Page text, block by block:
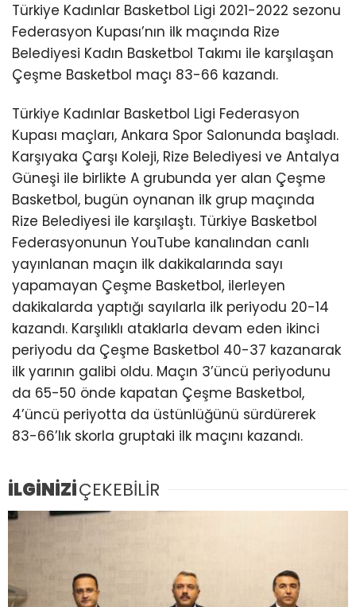
Türkiye Kadınlar Basketbol Ligi 2021-2022 sezonu
Federasyon Kupası’nın ilk maçında Rize
Belediyesi Kadın Basketbol Takımı ile karşılaşan
Çeşme Basketbol maçı 83-66 kazandı.
Türkiye Kadınlar Basketbol Ligi Federasyon
Kupası maçları, Ankara Spor Salonunda başladı.
Karşıyaka Çarşı Koleji, Rize Belediyesi ve Antalya
Güneşi ile birlikte A grubunda yer alan Çeşme
Basketbol, bugün oynanan ilk grup maçında
Rize Belediyesi ile karşılaştı. Türkiye Basketbol
Federasyonunun YouTube kanalından canlı
yayınlanan maçın ilk dakikalarında sayı
yapamayan Çeşme Basketbol, ilerleyen
dakikalarda yaptığı sayılarla ilk periyodu 20-14
kazandı. Karşılıklı ataklarla devam eden ikinci
periyodu da Çeşme Basketbol 40-37 kazanarak
ilk yarının galibi oldu. Maçın 3’üncü periyodunu
da 65-50 önde kapatan Çeşme Basketbol,
4’üncü periyotta da üstünlüğünü sürdürerek
83-66’lık skorla gruptaki ilk maçını kazandı.
İLGİNİZİÇEKEBİLİR